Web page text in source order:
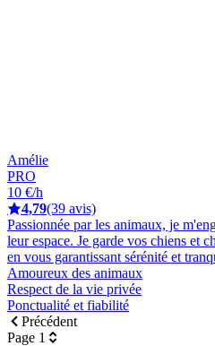
Amélie
PRO
10 €/h
4,79(39 avis)
Passionnée par les animaux, je
leur espace. Je garde vos chiens et
en vous garantissant sérénité et
Amoureux des animaux
Respect de la vie privée
Ponctualité et fiabilité
Précédent
Page 1